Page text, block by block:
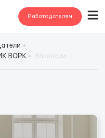
Работодателям
ВОРК